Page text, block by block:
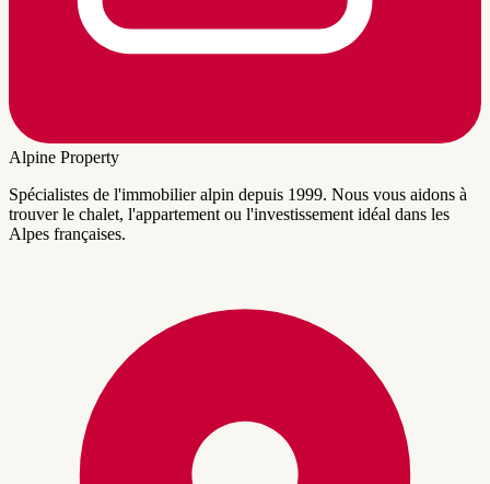
Alpine Property
Spécialistes de l'immobilier alpin depuis 1999. Nous vous aidons à
trouver le chalet, l'appartement ou l'investissement idéal dans les
Alpes françaises.